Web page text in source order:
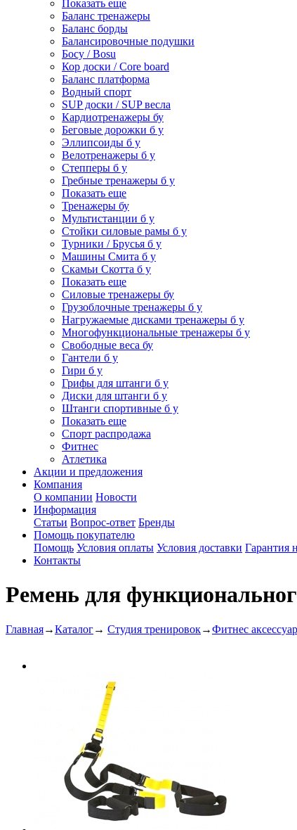
Показать еще
Баланс тренажеры
Баланс борды
Балансировочные подушки
Босу / Bosu
Кор доски / Core board
Баланс платформа
Водный спорт
SUP доски / SUP весла
Кардиотренажеры бу
Беговые дорожки б у
Эллипсоиды б у
Велотренажеры б у
Степперы б у
Гребные тренажеры б у
Показать еще
Тренажеры бу
Мультистанции б у
Стойки силовые рамы б у
Турники / Брусья б у
Машины Смита б у
Скамьи Скотта б у
Показать еще
Силовые тренажеры бу
Грузоблочные тренажеры б у
Нагружаемые дисками тренажеры б у
Многофункциональные тренажеры б у
Свободные веса бу
Гантели б у
Гири б у
Грифы для штанги б у
Диски для штанги б у
Штанги спортивные б у
Показать еще
Спорт распродажа
Фитнес
Атлетика
Акции и предложения
Компания
О компании Новости
Информация
Статьи Вопрос-ответ Бренды
Помощь покупателю
Помощь Условия оплаты Условия доставки Гарантия
Контакты
Ремень для
Главная→Каталог→ Студия тренировок→Фитнес